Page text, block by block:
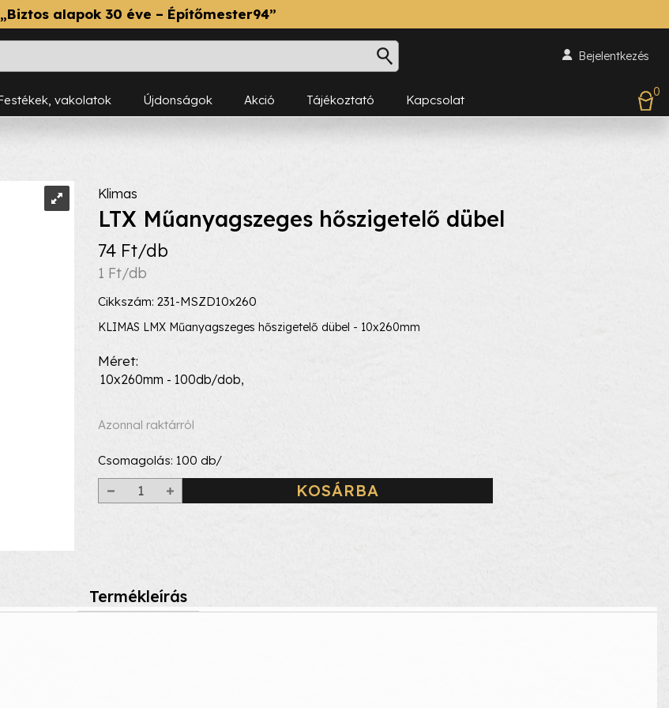
„Biztos alapok 30 éve – Építőmester94”
Bejelentkezés
Festékek, vakolatok Újdonságok Akció Tájékoztató Kapcsolat
0
Klimas
LTX Műanyagszeges hőszigetelő dübel
74 Ft/db
1 Ft/db
Cikkszám: 231-MSZD10x260
KLIMAS LMX Műanyagszeges hőszigetelő dübel - 10x260mm
Méret
10x260mm - 100db/dob,
Azonnal raktárról
Csomagolás: 100 db/
KOSÁRBA
Termékleírás